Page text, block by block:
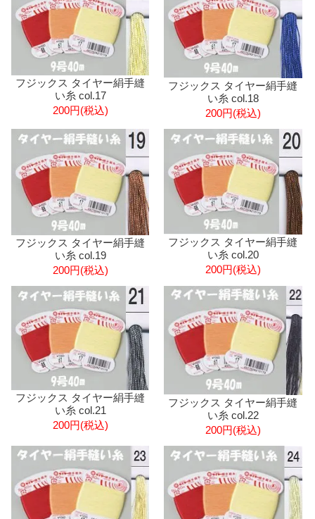
フジックス タイヤー絹手縫
い糸 col.17
200円(税込)
フジックス タイヤー絹手縫
い糸 col.18
200円(税込)
フジックス タイヤー絹手縫
い糸 col.19
200円(税込)
フジックス タイヤー絹手縫
い糸 col.20
200円(税込)
フジックス タイヤー絹手縫
い糸 col.21
200円(税込)
フジックス タイヤー絹手縫
い糸 col.22
200円(税込)